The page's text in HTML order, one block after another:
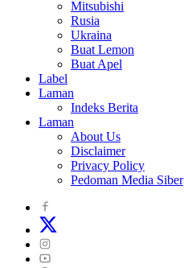
Mitsubishi
Rusia
Ukraina
Buat Lemon
Buat Apel
Label
Laman
Indeks Berita
Laman
About Us
Disclaimer
Privacy Policy
Pedoman Media Siber